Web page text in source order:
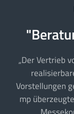
„Der Vertrieb
Vorstellungen
mp